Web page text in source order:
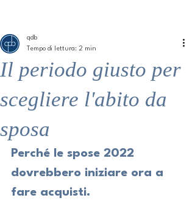
Il periodo giusto per
scegliere l'abito da
sposa
qdb
Tempo di lettura: 2 min
Perché le spose 2022
dovrebbero iniziare ora a
fare acquisti.